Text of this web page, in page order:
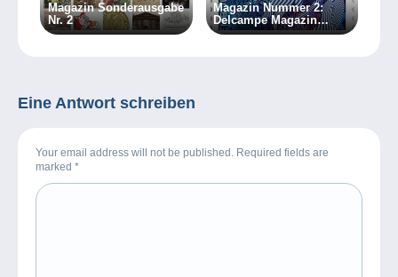
Magazin Sonderausgabe
Nr. 2
Magazin Nummer 2:
Delcampe Magazin
Klassische Sammlungen
Eine Antwort schreiben
Your email address will not be published. Required fields are
marked *